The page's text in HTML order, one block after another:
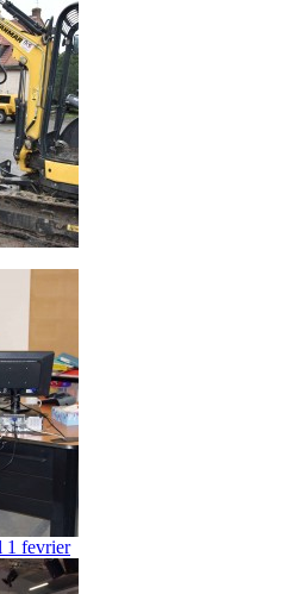
1 fevrier